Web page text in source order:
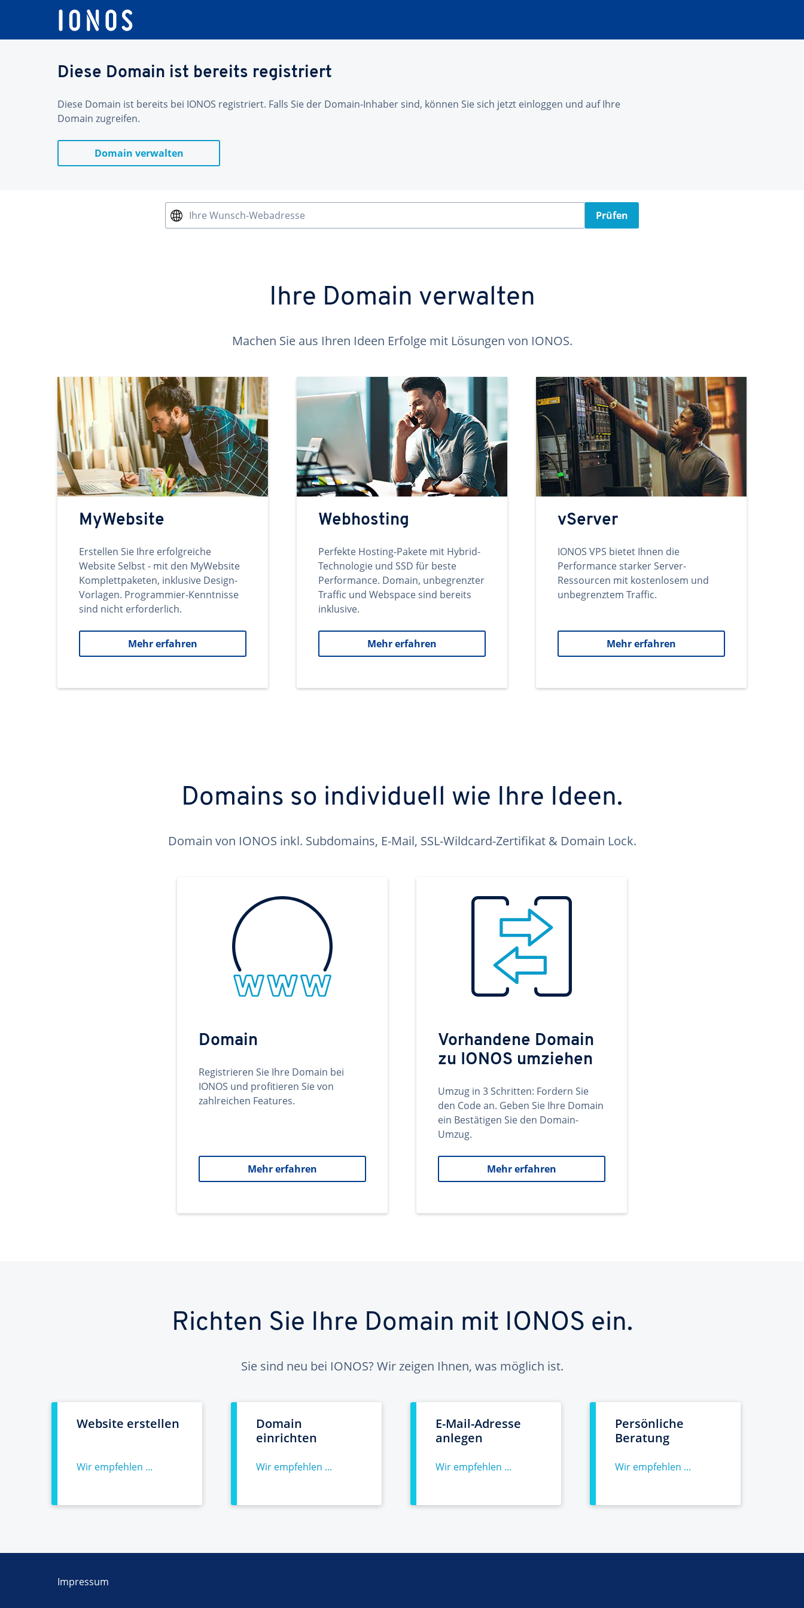
Diese Domain ist bereits registriert
Diese Domain ist bereits bei IONOS registriert. Falls Sie der Domain-Inhaber sind, können Sie sich jetzt einloggen und auf Ihre
Domain zugreifen.
Domain verwalten
Ihre Wunsch-Webadresse Prüfen
Ihre Domain verwalten
Machen Sie aus Ihren Ideen Erfolge mit Lösungen von IONOS.
MyWebsite
Erstellen Sie Ihre erfolgreiche
Website Selbst - mit den MyWebsite
Komplettpaketen, inklusive Design-
Vorlagen. Programmier-Kenntnisse
sind nicht erforderlich.
Mehr erfahren
Webhosting
Perfekte Hosting-Pakete mit Hybrid-
Technologie und SSD für beste
Performance. Domain, unbegrenzter
Traffic und Webspace sind bereits
inklusive.
Mehr erfahren
vServer
IONOS VPS bietet Ihnen die
Performance starker Server-
Ressourcen mit kostenlosem und
unbegrenztem Traffic.
Mehr erfahren
Domains so individuell wie Ihre Ideen.
Domain von IONOS inkl. Subdomains, E-Mail, SSL-Wildcard-Zertifikat & Domain Lock.
Domain
Registrieren Sie Ihre Domain bei
IONOS und profitieren Sie von
zahlreichen Features.
Mehr erfahren
Vorhandene Domain
zu IONOS umziehen
Umzug in 3 Schritten: Fordern Sie
den Code an. Geben Sie Ihre Domain
ein Bestätigen Sie den Domain-
Umzug.
Mehr erfahren
Richten Sie Ihre Domain mit IONOS ein.
Sie sind neu bei IONOS? Wir zeigen Ihnen, was möglich ist.
Website erstellen
Wir empfehlen ...
Domain
einrichten
Wir empfehlen ...
E-Mail-Adresse
anlegen
Wir empfehlen ...
Persönliche
Beratung
Wir empfehlen ...
Impressum